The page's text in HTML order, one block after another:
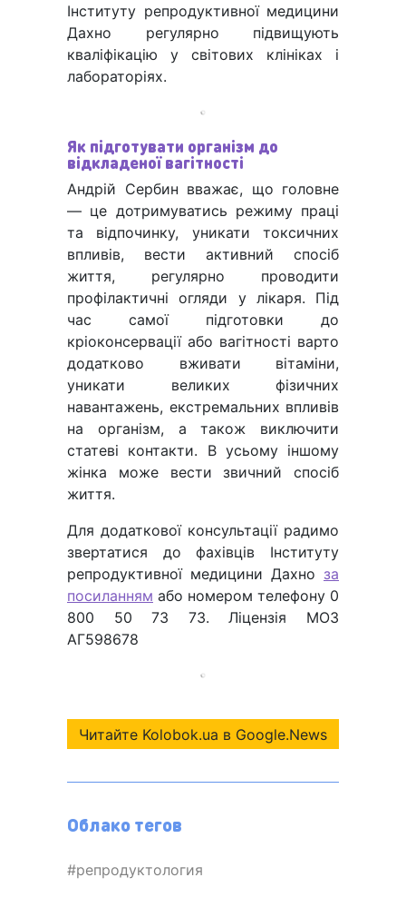
Інституту репродуктивної медицини
Дахно регулярно підвищують
кваліфікацію у світових клініках і
лабораторіях.
Як підготувати організм до
відкладеної вагітності
Андрій Сербин вважає, що головне
— це дотримуватись режиму праці
та відпочинку, уникати токсичних
впливів, вести активний спосіб
життя, регулярно проводити
профілактичні огляди у лікаря. Під
час самої підготовки до
кріоконсервації або вагітності варто
додатково вживати вітаміни,
уникати великих фізичних
навантажень, екстремальних впливів
на організм, а також виключити
статеві контакти. В усьому іншому
жінка може вести звичний спосіб
життя.
Для додаткової консультації радимо
звертатися до фахівців Інституту
репродуктивної медицини Дахно за
посиланням або номером телефону 0
800 50 73 73. Ліцензія МОЗ
АГ598678
Читайте Kolobok.ua в Google.News
Облако тегов
репродуктология